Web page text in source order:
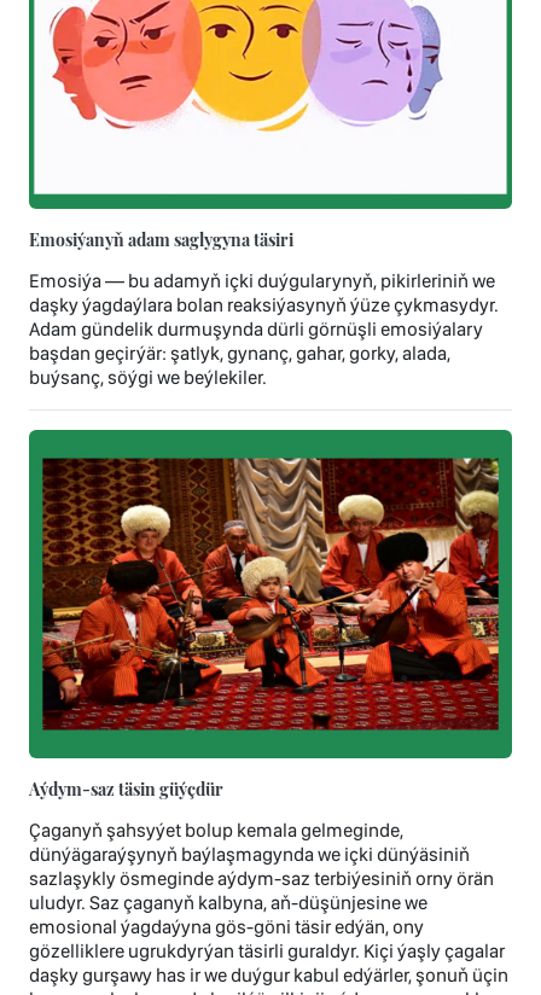
Emosiýanyň adam saglygyna täsiri
Emosiýa — bu adamyň içki duýgularynyň, pikirleriniň we
daşky ýagdaýlara bolan reaksiýasynyň ýüze çykmasydyr.
Adam gündelik durmuşynda dürli görnüşli emosiýalary
başdan geçirýär: şatlyk, gynanç, gahar, gorky, alada,
buýsanç, söýgi we beýlekiler.
Aýdym-saz täsin güýçdür
Çaganyň şahsyýet bolup kemala gelmeginde,
dünýägaraýşynyň baýlaşmagynda we içki dünýäsiniň
sazlaşykly ösmeginde aýdym-saz terbiýesiniň orny örän
uludyr. Saz çaganyň kalbyna, aň-düşünjesine we
emosional ýagdaýyna gös-göni täsir edýän, ony
gözelliklere ugrukdyrýan täsirli guraldyr. Kiçi ýaşly çagalar
daşky gurşawy has ir we duýgur kabul edýärler, şonuň üçin